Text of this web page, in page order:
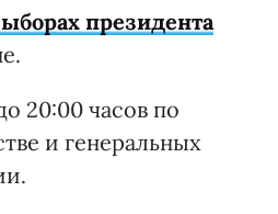
президента
20:00 часов по
и генеральных